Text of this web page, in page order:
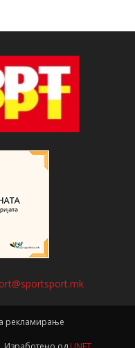
рекламирање